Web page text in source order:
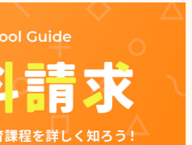
資料請求
お問い合わせ